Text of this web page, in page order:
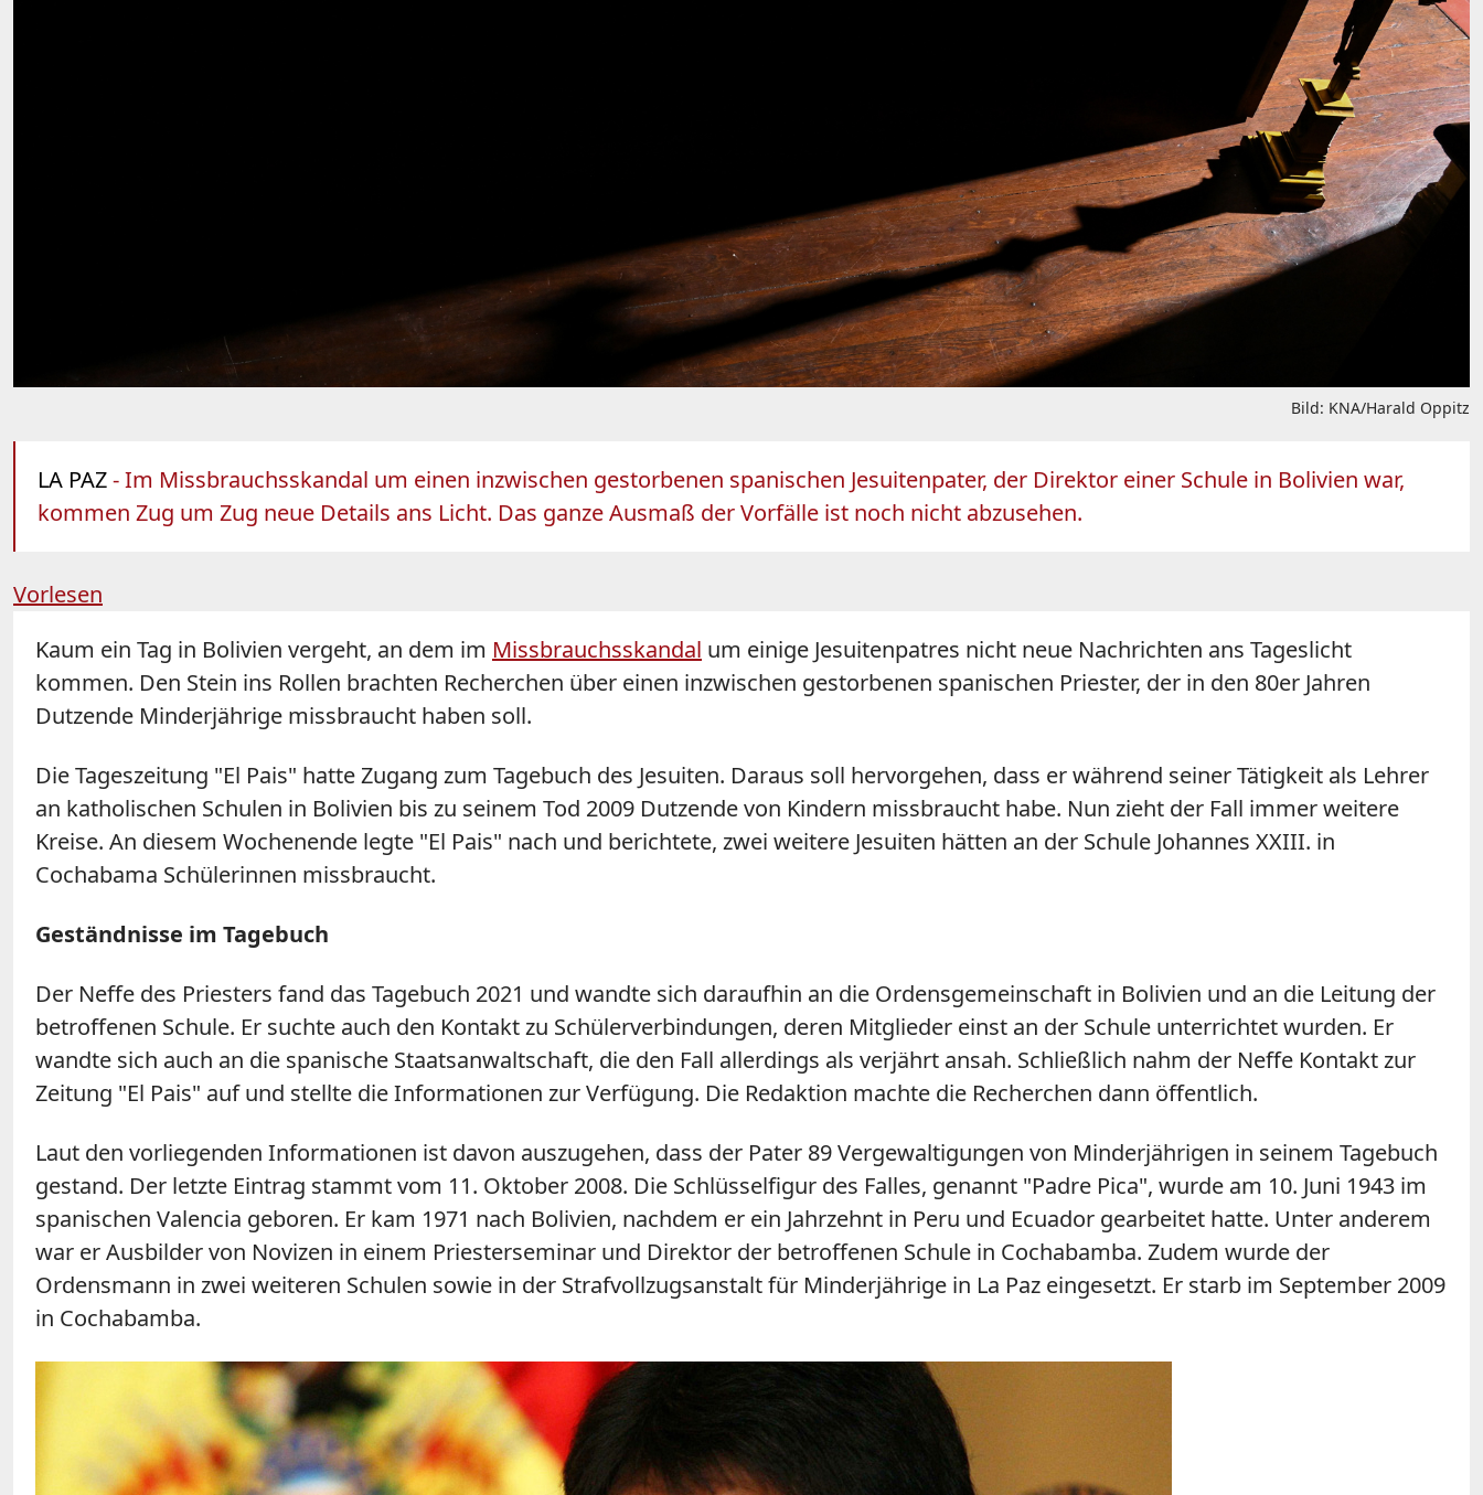
Bild: KNA/Harald Oppitz
LA PAZ- Im Missbrauchsskandal um einen inzwischen gestorbenen spanischen Jesuitenpater, der Direktor einer Schule in Bolivien war,
kommen Zug um Zug neue Details ans Licht. Das ganze Ausmaß der Vorfälle ist noch nicht abzusehen.
Vorlesen
Kaum ein Tag in Bolivien vergeht, an dem im Missbrauchsskandal um einige Jesuitenpatres nicht neue Nachrichten ans Tageslicht
kommen. Den Stein ins Rollen brachten Recherchen über einen inzwischen gestorbenen spanischen Priester, der in den 80er Jahren
Dutzende Minderjährige missbraucht haben soll.
Die Tageszeitung "El Pais" hatte Zugang zum Tagebuch des Jesuiten. Daraus soll hervorgehen, dass er während seiner Tätigkeit als Lehrer
an katholischen Schulen in Bolivien bis zu seinem Tod 2009 Dutzende von Kindern missbraucht habe. Nun zieht der Fall immer weitere
Kreise. An diesem Wochenende legte "El Pais" nach und berichtete, zwei weitere Jesuiten hätten an der Schule Johannes XXIII. in
Cochabama Schülerinnen missbraucht.
Geständnisse im Tagebuch
Der Neffe des Priesters fand das Tagebuch 2021 und wandte sich daraufhin an die Ordensgemeinschaft in Bolivien und an die Leitung der
betroffenen Schule. Er suchte auch den Kontakt zu Schülerverbindungen, deren Mitglieder einst an der Schule unterrichtet wurden. Er
wandte sich auch an die spanische Staatsanwaltschaft, die den Fall allerdings als verjährt ansah. Schließlich nahm der Neffe Kontakt zur
Zeitung "El Pais" auf und stellte die Informationen zur Verfügung. Die Redaktion machte die Recherchen dann öffentlich.
Laut den vorliegenden Informationen ist davon auszugehen, dass der Pater 89 Vergewaltigungen von Minderjährigen in seinem Tagebuch
gestand. Der letzte Eintrag stammt vom 11. Oktober 2008. Die Schlüsselfigur des Falles, genannt "Padre Pica", wurde am 10. Juni 1943 im
spanischen Valencia geboren. Er kam 1971 nach Bolivien, nachdem er ein Jahrzehnt in Peru und Ecuador gearbeitet hatte. Unter anderem
war er Ausbilder von Novizen in einem Priesterseminar und Direktor der betroffenen Schule in Cochabamba. Zudem wurde der
Ordensmann in zwei weiteren Schulen sowie in der Strafvollzugsanstalt für Minderjährige in La Paz eingesetzt. Er starb im September 2009
in Cochabamba.